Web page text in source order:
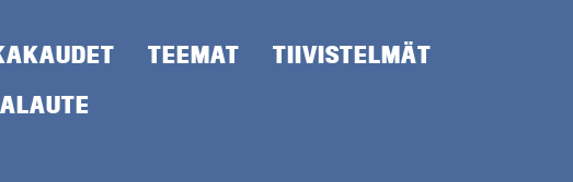
TEEMAT
TIIVISTELMÄT